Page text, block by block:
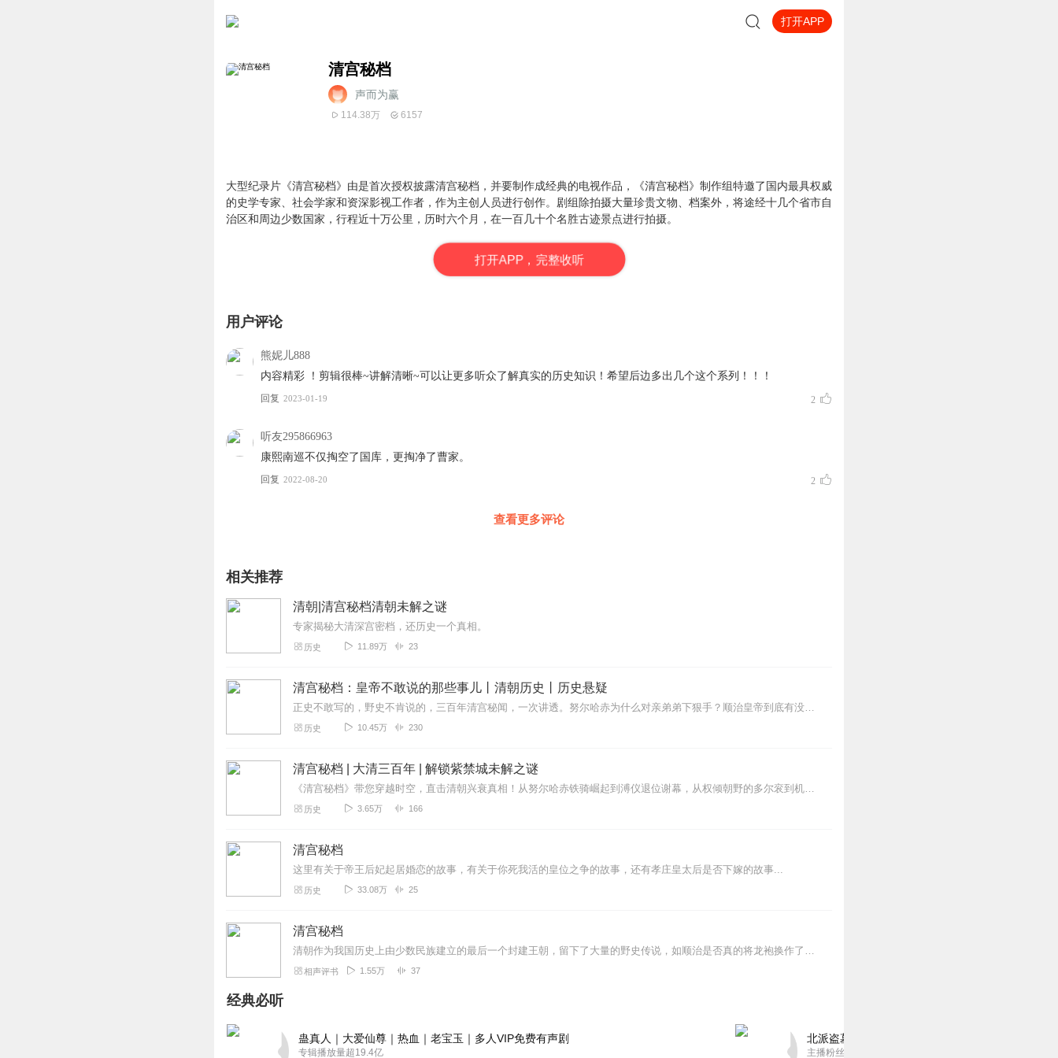
打开APP
清宫秘档
声而为赢
114.38万 6157
大型纪录片《清宫秘档》由是首次授权披露清宫秘档，并要制作成经典的电视作品，《清宫秘档》制作组特邀了国内最具权威
的史学专家、社会学家和资深影视工作者，作为主创人员进行创作。剧组除拍摄大量珍贵文物、档案外，将途经十几个省市自
治区和周边少数国家，行程近十万公里，历时六个月，在一百几十个名胜古迹景点进行拍摄。
打开APP，完整收听
用户评论
熊妮儿888
内容精彩 ！剪辑很棒~讲解清晰~可以让更多听众了解真实的历史知识！希望后边多出几个这个系列！！！
回复 2023-01-19 2
听友295866963
康熙南巡不仅掏空了国库，更掏净了曹家。
回复 2022-08-20 2
查看更多评论
相关推荐
清朝|清宫秘档清朝未解之谜
专家揭秘大清深宫密档，还历史一个真相。
历史 11.89万 23
清宫秘档：皇帝不敢说的那些事儿丨清朝历史丨历史悬疑
正史不敢写的，野史不肯说的，三百年清宫秘闻，一次讲透。努尔哈赤为什么对亲弟弟下狠手？顺治皇帝到底有没有为董小宛出家？雍正真的是篡位登基吗？他为什么突然暴毙？乾隆...
历史 10.45万 230
清宫秘档 | 大清三百年 | 解锁紫禁城未解之谜
《清宫秘档》带您穿越时空，直击清朝兴衰真相！从努尔哈赤铁骑崛起到溥仪退位谢幕，从权倾朝野的多尔衮到机关算尽的和珅，从康熙南巡心机到慈禧奢靡秘闻——每一集皆以清宫...
历史 3.65万 166
清宫秘档
这里有关于帝王后妃起居婚恋的故事，有关于你死我活的皇位之争的故事，还有孝庄皇太后是否下嫁的故事...
历史 33.08万 25
清宫秘档
清朝作为我国历史上由少数民族建立的最后一个封建王朝，留下了大量的野史传说，如顺治是否真的将龙袍换作了袈裟？孝庄皇太后是否嫁给了多尔衮...
相声评书 1.55万 37
经典必听
蛊真人｜大爱仙尊｜热血｜老宝玉｜多人VIP免费有声剧
专辑播放量超19.4亿
北派盗墓笔记丨头陀渊出品丨悬疑灵异丨摸金校尉
主播粉丝1659万